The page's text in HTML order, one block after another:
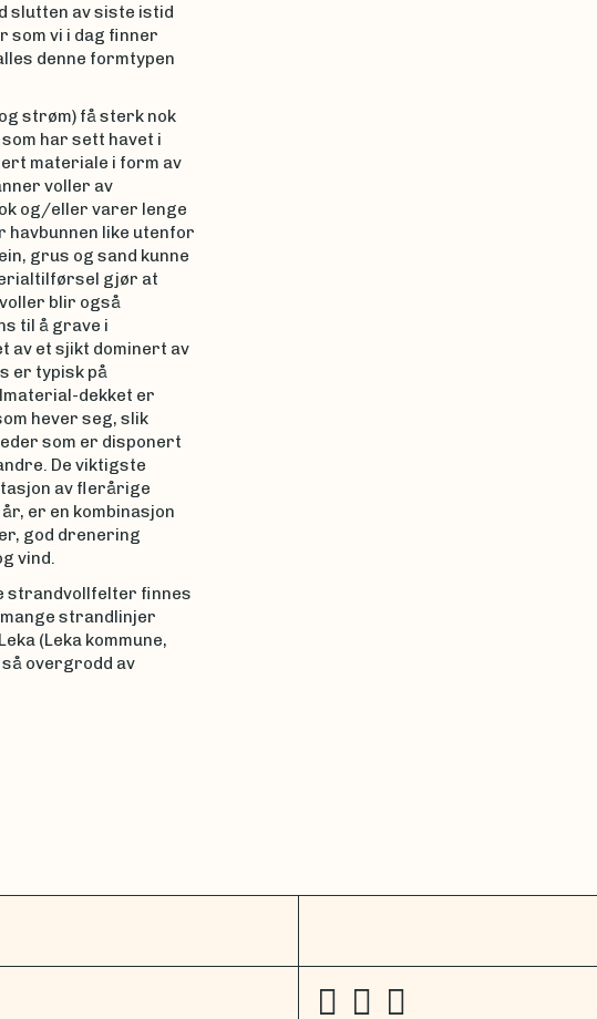
slutten av siste istid
som vi i dag finner
denne formtypen
strøm) få sterk nok
har sett havet i
materiale i form av
voller av
og/eller varer lenge
like utenfor
grus og sand kunne
gjør at
blir også
til å grave i
av et sjikt dominert av
er typisk på
dekket er
hever seg, slik
som er disponert
De viktigste
av flerårige
er en kombinasjon
god drenering
vind.
strandvollfelter finnes
strandlinjer
(Leka kommune,
overgrodd av